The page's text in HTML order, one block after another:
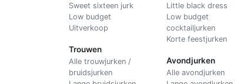
Sweet sixteen jurk
Low budget
Uitverkoop
Trouwen
Alle trouwjurken /
bruidsjurken
Little black dress
Low budget
cocktailjurken
Korte feestjurken
Avondjurken
Alle avondjurken